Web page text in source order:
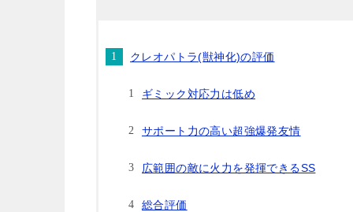
クレオパトラ(獣神化)の評価
ギミック対応力は低め
サポート力の高い超強爆発友情
広範囲の敵に火力を発揮できるSS
総合評価